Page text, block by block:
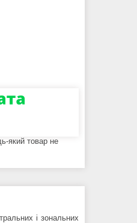
який товар не
і зональних